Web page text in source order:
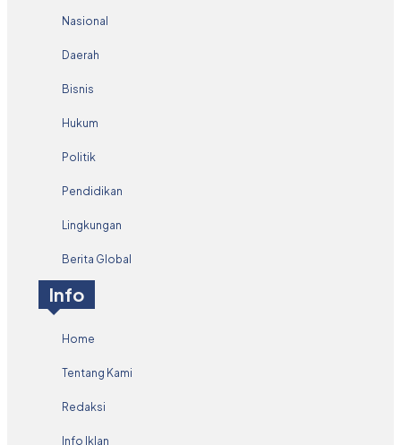
Nasional
Daerah
Bisnis
Hukum
Politik
Pendidikan
Lingkungan
Berita Global
Info
Home
Tentang Kami
Redaksi
Info Iklan